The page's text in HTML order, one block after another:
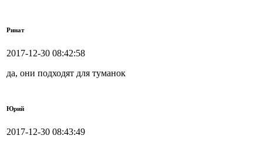
Ринат
2017-12-30 08:42:58
да, они подходят для туманок
Юрий
2017-12-30 08:43:49